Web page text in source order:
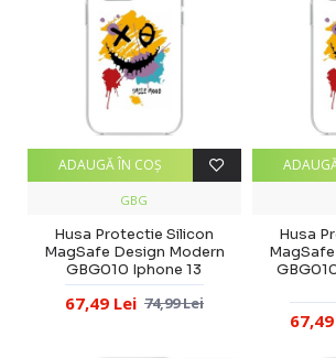
GBG
Husa Protectie Silicon
MagSafe Design Modern
GBG010 Iphone 13
67,49 Lei 74,99 Lei
ADAUGĂ ÎN COŞ
Husa